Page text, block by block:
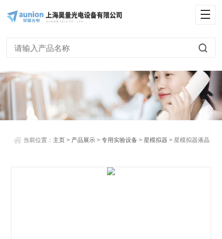
当前位置： 主页 > 产品展示 >专用实验设备 >星模拟器 > 星模拟器液晶